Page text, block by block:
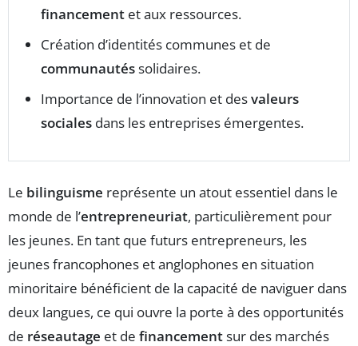
financement et aux ressources.
Création d’identités communes et de
communautéssolidaires.
Importance de l’innovation et desvaleurs
sociales dans les entreprises émergentes.
Le bilinguisme représente un atout essentiel dans le
monde de l’entrepreneuriat, particulièrement pour
les jeunes. En tant que futurs entrepreneurs, les
jeunes francophones et anglophones en situation
minoritaire bénéficient de la capacité de naviguer dans
deux langues, ce qui ouvre la porte à des opportunités
de réseautage et de financementsur des marchés